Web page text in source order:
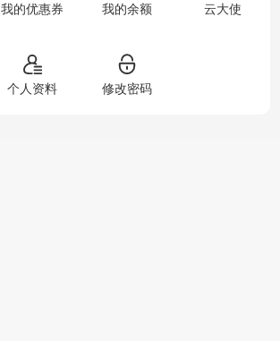
我的优惠券 我的余额 云大使
个人资料 修改密码